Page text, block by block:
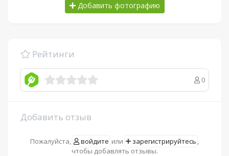
Добавить фотографию
Рейтинги
0
Добавить отзыв
Пожалуйста, войдите или зарегистрируйтесь ,
чтобы добавлять отзывы.